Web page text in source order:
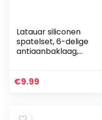
Latauar siliconen
spatelset, 6-delige
antiaanbaklaag,
met roestvrijstalen
€9.99